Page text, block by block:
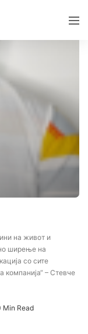
на живот и
ширење на
со сите
компанија“ – Стевче
Min Read